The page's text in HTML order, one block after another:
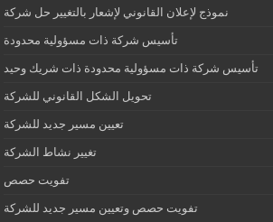
نموذج لإعلان القانوني لإشعار بالتغيير حل شركة
تأسيس شركة ذات مسؤولية محدودة
تأسيس شركة ذات مسؤولية محدودة ذات شريك وحيد
تحويل الشكل القانوني للشركة
تعيين مسير جديد للشركة
تغيير نشاط الشركة
تفويت حصص
تفويت حصص وتعيين مسير جديد للشركة